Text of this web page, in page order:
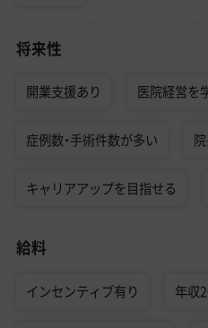
将来性
開業支援あり 医院経営を
症例数・手術件数が多い
キャリアアップを目指せる
給料
インセンティブ有り 年収